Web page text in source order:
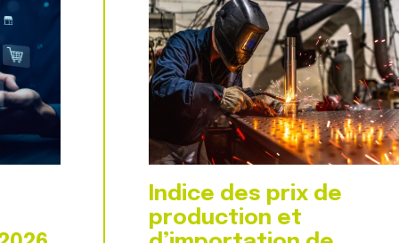
Indice des prix de
production et